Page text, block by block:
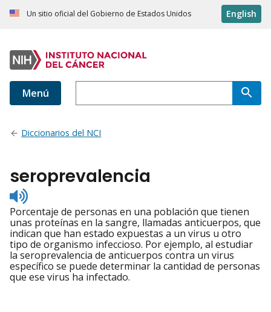
Un sitio oficial del Gobierno de Estados Unidos English
Menú
Diccionarios del NCI
seroprevalencia
Listen
to
pronunciation
Porcentaje de personas en una población que tienen
unas proteínas en la sangre, llamadas anticuerpos, que
indican que han estado expuestas a un virus u otro
tipo de organismo infeccioso. Por ejemplo, al estudiar
la seroprevalencia de anticuerpos contra un virus
específico se puede determinar la cantidad de personas
que ese virus ha infectado.